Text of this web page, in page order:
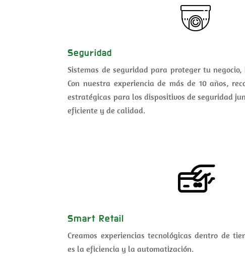
Seguridad
Sistemas de seguridad para proteger tu
Con nuestra experiencia de más de 10 años,
estratégicas para los dispositivos de seguridad
eficiente y de calidad.
Smart Retail
Creamos experiencias tecnológicas dentro de
es la eficiencia y la automatización.